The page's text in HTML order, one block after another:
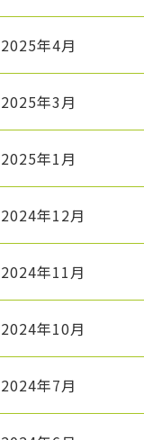
2025年4月
2025年3月
2025年1月
2024年12月
2024年11月
2024年10月
2024年7月